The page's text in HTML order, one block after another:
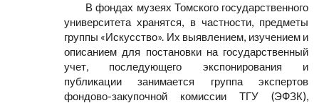
В фондах музеях Томского государственного
университета хранятся, в частности, предметы
группы «Искусство». Их выявлением, изучением и
описанием для постановки на государственный
учет, последующего экспонирования и
публикации занимается группа экспертов
фондово-закупочной комиссии ТГУ (ЭФЗК),